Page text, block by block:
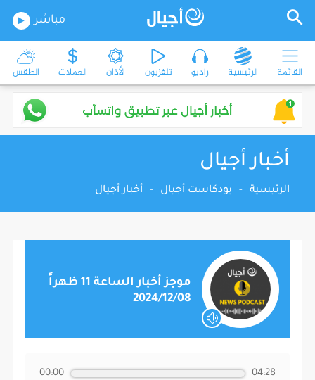
مباشر
القائمة الرئيسية راديو تلفزيون الأذان العملات الطقس
أخبار أجيال
الرئيسية - بودكاست أجيال - أخبار أجيال
موجز أخبار الساعة 11 ظهراً
2024/12/08
00:00 04:28